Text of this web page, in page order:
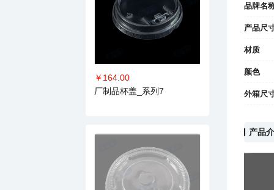
￥164.00
厂制品杯盖_系列7
品牌名
产品尺
材质
颜色
外箱尺
产品